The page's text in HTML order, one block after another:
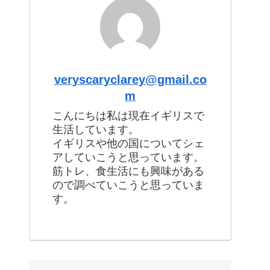
veryscaryclarey@gmail.co
m
こんにちは私は現在イギリスで
生活しています。
イギリスや他の国についてシェ
アしていこうと思っています。
筋トレ、食生活にも興味がある
ので調べていこうと思っていま
す。